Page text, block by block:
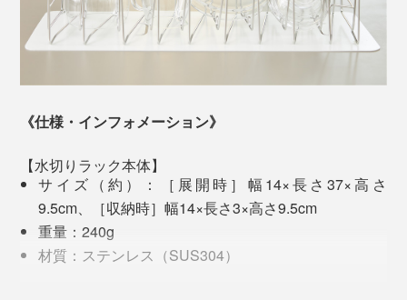
閉じても、開いても、丸ごと食洗機にまで入れられて、
いつも清潔に使えます。
ひと筆書き形状で引っかかりのない構造だからこそ、汚
新発想の水切り“バネ”を、ぜひあなたのキッチンでお試
しください。
キッチンでのラック単品使いはちょっと滑りやすくなる
ため、「撥水シート付き」がおすすめです。
《仕様・インフォメーション》
【水切りラック本体】
サイズ（約）：［展開時］幅14×長さ37×高さ
9.5cm、［収納時］幅14×長さ3×高さ9.5cm
重量：240g
材質：ステンレス（SUS304）